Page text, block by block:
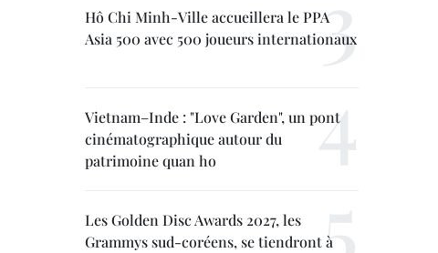
Hô Chi Minh-Ville accueillera le PPA
Asia 500 avec 500 joueurs internationaux
Vietnam–Inde : "Love Garden", un pont
cinématographique autour du
patrimoine quan ho
Les Golden Disc Awards 2027, les
Grammys sud-coréens, se tiendront à